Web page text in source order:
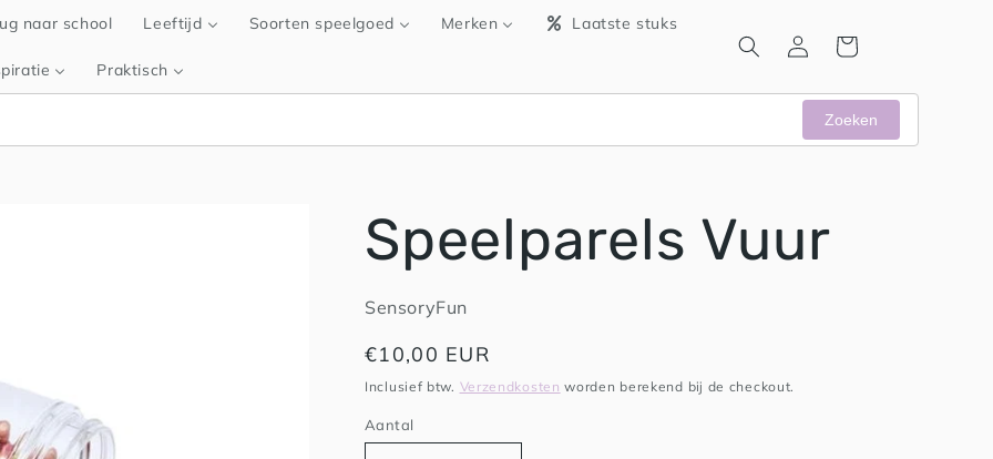
naar school Leeftijd Soorten speelgoed Merken Laatste stuks
Praktisch
Inloggen
Winkelwagen
Zoeken
Speelparels Vuur
SensoryFun
Normale
prijs
€10,00 EUR
Inclusief btw. Verzendkosten worden berekend bij de checkout.
Aantal